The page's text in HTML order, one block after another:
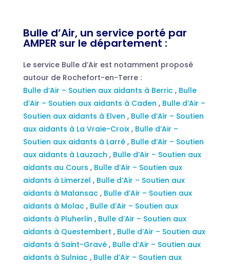
Bulle d’Air, un service porté par
AMPER sur le département :
Le service Bulle d’Air est notamment proposé
autour de Rochefort-en-Terre :
Bulle d’Air – Soutien aux aidants à Berric , Bulle
d’Air – Soutien aux aidants à Caden , Bulle d’Air –
Soutien aux aidants à Elven , Bulle d’Air – Soutien
aux aidants à La Vraie-Croix , Bulle d’Air –
Soutien aux aidants à Larré , Bulle d’Air – Soutien
aux aidants à Lauzach , Bulle d’Air – Soutien aux
aidants au Cours , Bulle d’Air – Soutien aux
aidants à Limerzel , Bulle d’Air – Soutien aux
aidants à Malansac , Bulle d’Air – Soutien aux
aidants à Molac , Bulle d’Air – Soutien aux
aidants à Pluherlin , Bulle d’Air – Soutien aux
aidants à Questembert , Bulle d’Air – Soutien aux
aidants à Saint-Gravé , Bulle d’Air – Soutien aux
aidants à Sulniac , Bulle d’Air – Soutien aux